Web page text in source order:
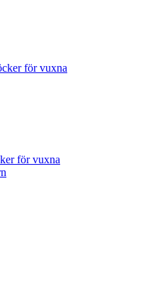
för vuxna
för vuxna